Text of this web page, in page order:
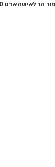
הר לאישה אדט 30מל 2*